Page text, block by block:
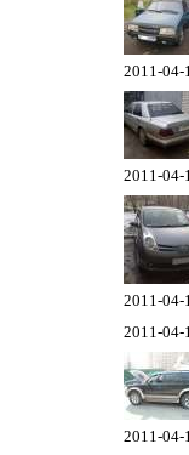
2011-04-
2011-04-
2011-04-
2011-04-
2011-04-